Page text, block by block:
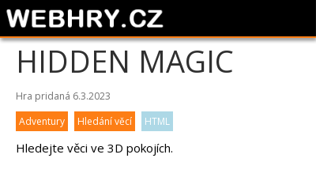
HIDDEN MAGIC
Hra pridaná 6.3.2023
Adventury
Hledání věcí HTML
Hledejte věci ve 3D pokojích.